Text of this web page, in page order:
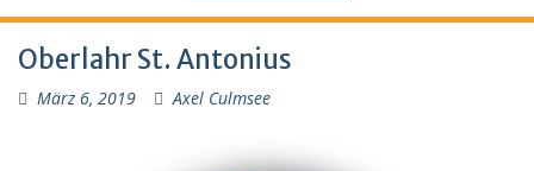
Oberlahr St. Antonius
März 6, 2019 Axel Culmsee